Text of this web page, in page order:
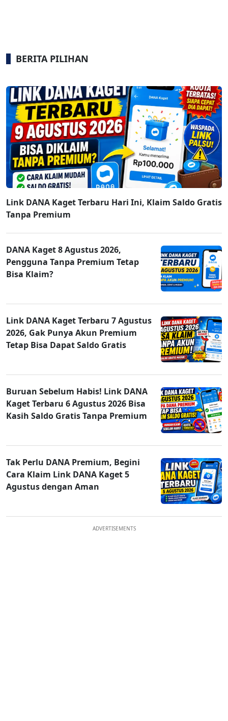
BERITA PILIHAN
Link DANA Kaget Terbaru Hari Ini, Klaim Saldo Gratis
Tanpa Premium
DANA Kaget 8 Agustus 2026,
Pengguna Tanpa Premium Tetap
Bisa Klaim?
Link DANA Kaget Terbaru 7 Agustus
2026, Gak Punya Akun Premium
Tetap Bisa Dapat Saldo Gratis
Buruan Sebelum Habis! Link DANA
Kaget Terbaru 6 Agustus 2026 Bisa
Kasih Saldo Gratis Tanpa Premium
Tak Perlu DANA Premium, Begini
Cara Klaim Link DANA Kaget 5
Agustus dengan Aman
ADVERTISEMENTS